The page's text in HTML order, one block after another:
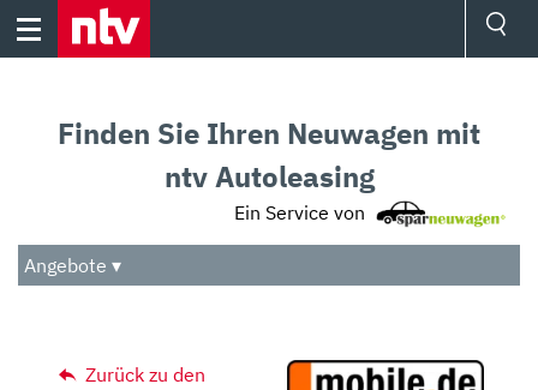
Skip
Audio
Das Beste
Finden Sie Ihren Neuwagen mit
ntv Autoleasing
Ein Service von
Angebote ▾
Zurück zu den